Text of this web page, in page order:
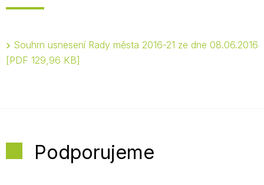
Souhrn usnesení Rady města 2016-21 ze dne 08.06.2016
PDF 129,96 KB
Podporujeme